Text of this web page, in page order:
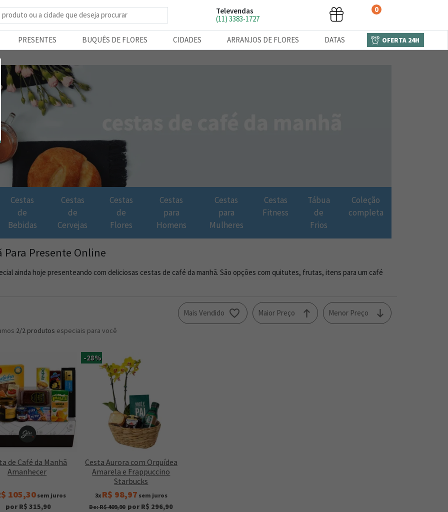
produtos
Televendas
(11) 3383-1727
0
PRESENTES BUQUÊS DE FLORES CIDADES ARRANJOS DE FLORES DATAS OFERTA 24H
Cestas
de
Bebidas
Cestas
de
Cervejas
Cestas
de
Flores
Cestas
para
Homens
Cestas
para
Mulheres
Cestas
Fitness
Tábua
de
Frios
Coleção
completa
Para Presente Online
ainda hoje presenteando com deliciosas cestas de café da manhã. São opções com quitutes, frutas, itens para um café
Menor Preço
Maior Preço
Mais Vendido
2/2 produtos especiais para você
de Café da Manh
Amanhecer
105,30sem juros
por R$ 315,90
-28%
Cesta Aurora com Orquídea
Amarela e Frappuccino
Starbucks
3x R$ 98,97 sem juros
De: R$ 409,90 por R$ 296,90